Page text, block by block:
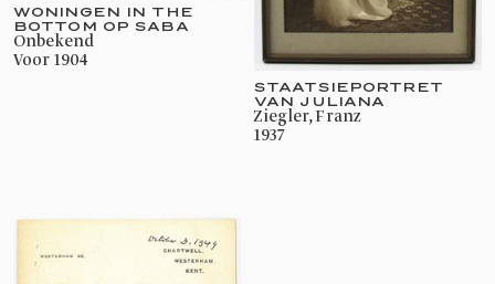
WONINGEN IN THE
BOTTOM OP SABA
onbekend
voor 1904
STAATSIEPORTRET
VAN JULIANA
Ziegler, Franz
1937